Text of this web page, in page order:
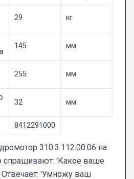
29 кг
145 мм
255 мм
32 мм
8412291000
310.3.112.00.06 на
спрашивают: 'Какое ваше
Отвечает: 'Умножу ваш